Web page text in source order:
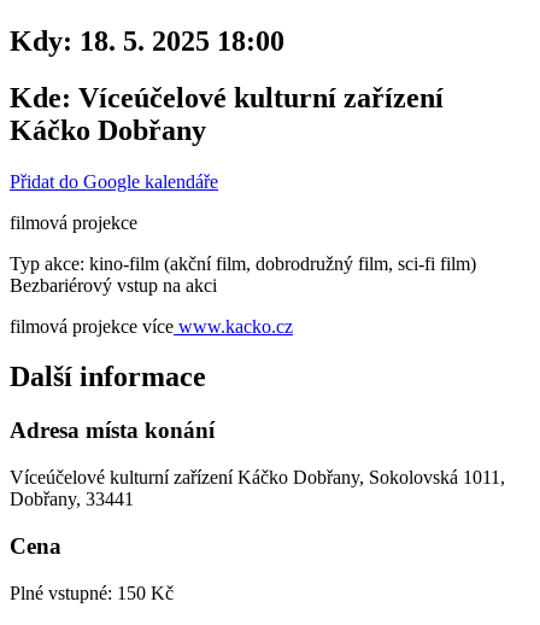
Kdy: 18. 5. 2025 18:00
Kde: Víceúčelové kulturní zařízení
Káčko Dobřany
Přidat do Google kalendáře
filmová projekce
Typ akce: kino-film (akční film, dobrodružný film, sci-fi film)
Bezbariérový vstup na akci
filmová projekce více www.kacko.cz
Další informace
Adresa místa konání
Víceúčelové kulturní zařízení Káčko Dobřany, Sokolovská 1011,
Dobřany, 33441
Cena
Plné vstupné: 150 Kč